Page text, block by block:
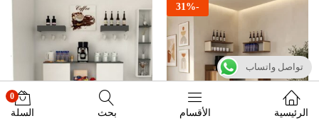
-
31 %
الرئيسية الأقسام بحث
0
السلة
تواصل واتساب